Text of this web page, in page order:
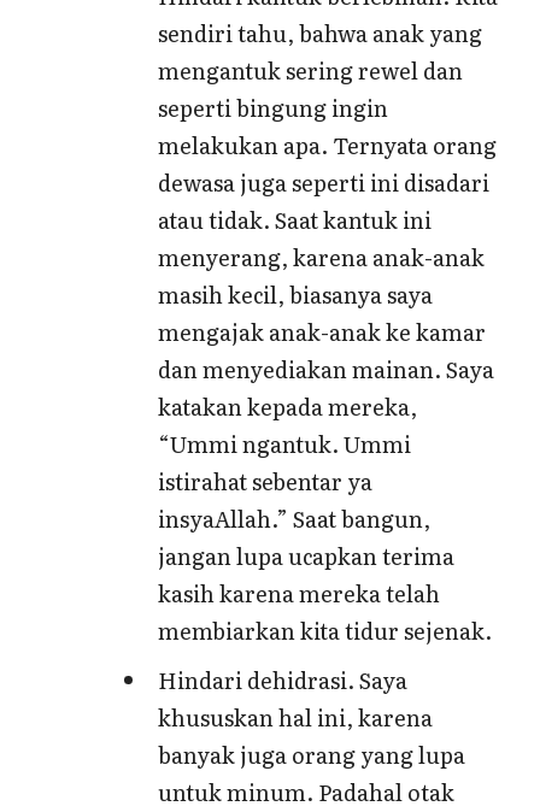
sendiri tahu, bahwa anak yang
mengantuk sering rewel dan
seperti bingung ingin
melakukan apa. Ternyata orang
dewasa juga seperti ini disadari
atau tidak. Saat kantuk ini
menyerang, karena anak-anak
masih kecil, biasanya saya
mengajak anak-anak ke kamar
dan menyediakan mainan. Saya
katakan kepada mereka,
“Ummi ngantuk. Ummi
istirahat sebentar ya
insyaAllah.” Saat bangun,
jangan lupa ucapkan terima
kasih karena mereka telah
membiarkan kita tidur sejenak.
Hindari dehidrasi. Saya
khususkan hal ini, karena
banyak juga orang yang lupa
untuk minum. Padahal otak